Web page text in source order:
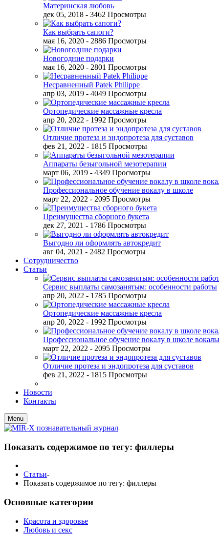
Материнская любовь
дек 05, 2018 - 3462 Просмотры
Как выбрать сапоги?
мая 16, 2020 - 2886 Просмотры
Новогодние подарки
мая 16, 2020 - 2801 Просмотры
Несравненный Patek Philippe
апр 03, 2019 - 4049 Просмотры
Ортопедические массажные кресла
апр 20, 2022 - 1992 Просмотры
Отличие протеза и эндопротеза для суставов
фев 21, 2022 - 1815 Просмотры
Аппараты безыгольной мезотерапии
март 06, 2019 - 4349 Просмотры
Профессиональное обучение вокалу в школе
март 22, 2022 - 2095 Просмотры
Преимущества сборного букета
дек 27, 2021 - 1786 Просмотры
Выгодно ли оформлять автокредит
авг 04, 2021 - 2482 Просмотры
Сотрудничество
Статьи
Сервис выплаты самозанятым: особенности работы
апр 20, 2022 - 1785 Просмотры
Ортопедические массажные кресла
апр 20, 2022 - 1992 Просмотры
Профессиональное обучение вокалу в школе
март 22, 2022 - 2095 Просмотры
Отличие протеза и эндопротеза для суставов
фев 21, 2022 - 1815 Просмотры
Новости
Контакты
Menu
Показать содержимое по тегу: филлеры
Статьи-
Показать содержимое по тегу: филлеры
Основные категории
Красота и здоровье
Любовь и секс